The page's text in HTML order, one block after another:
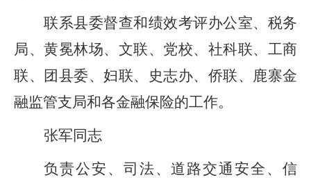
联系县委督查和绩效考评办公室、 税务
局、 黄冕林场、 文联、党校、社科联、工商
联、团县委、妇联、 史志办、 侨联、 鹿寨金
融监管支局和各金融保险的工作。
张军同志
负责公安、司法、道路交通安全、 信